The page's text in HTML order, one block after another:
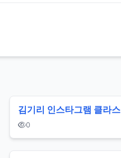
김기리 인스타그램 클라스
0